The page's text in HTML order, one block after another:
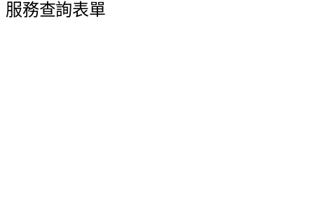
服務查詢表單